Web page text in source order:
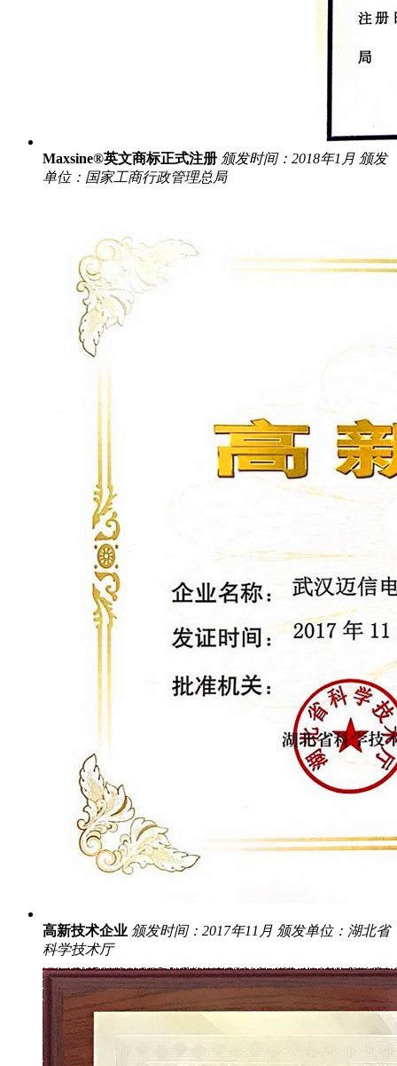
Maxsine®英文商标正式注册 颁发时间：2018年1月 颁发
单位：国家工商行政管理总局
高新技术企业 颁发时间：2017年11月 颁发单位：湖北省
科学技术厅